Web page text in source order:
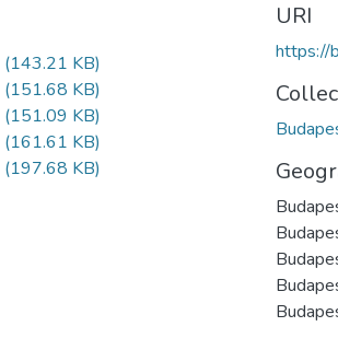
(143.21 KB)
(151.68 KB)
(151.09 KB)
(161.61 KB)
(197.68 KB)
URI
https://